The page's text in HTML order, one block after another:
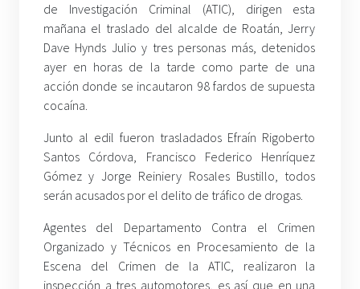
de Investigación Criminal (ATIC), dirigen esta
mañana el traslado del alcalde de Roatán, Jerry
Dave Hynds Julio y tres personas más, detenidos
ayer en horas de la tarde como parte de una
acción donde se incautaron 98 fardos de supuesta
cocaína.
Junto al edil fueron trasladados Efraín Rigoberto
Santos Córdova, Francisco Federico Henríquez
Gómez y Jorge Reiniery Rosales Bustillo, todos
serán acusados por el delito de tráfico de drogas.
Agentes del Departamento Contra el Crimen
Organizado y Técnicos en Procesamiento de la
Escena del Crimen de la ATIC, realizaron la
inspección a tres automotores, es así que en una